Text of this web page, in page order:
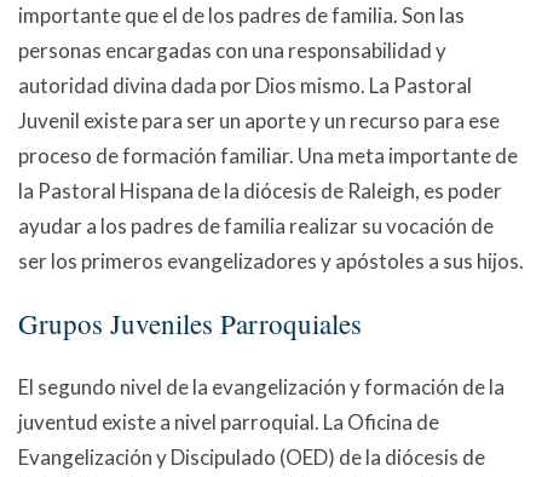
importante que el de los padres de familia. Son las
personas encargadas con una responsabilidad y
autoridad divina dada por Dios mismo. La Pastoral
Juvenil existe para ser un aporte y un recurso para ese
proceso de formación familiar. Una meta importante de
la Pastoral Hispana de la diócesis de Raleigh, es poder
ayudar a los padres de familia realizar su vocación de
ser los primeros evangelizadores y apóstoles a sus hijos.
Grupos Juveniles Parroquiales
El segundo nivel de la evangelización y formación de la
juventud existe a nivel parroquial. La Oficina de
Evangelización y Discipulado (OED) de la diócesis de